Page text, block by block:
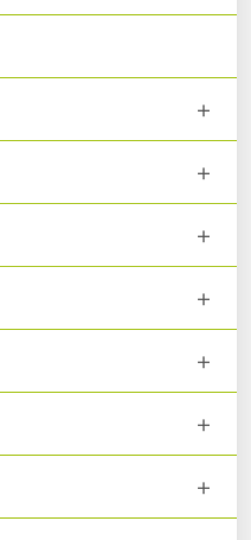
+
+
+
+
+
+
+